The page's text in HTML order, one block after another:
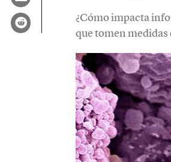
¿Cómo impacta
que tomen